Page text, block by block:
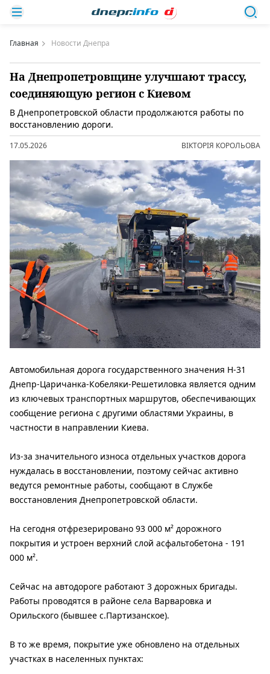
Главная Новости Днепра
На Днепропетровщине улучшают трассу,
соединяющую регион с Киевом
В Днепропетровской области продолжаются работы по
восстановлению дороги.
17.05.2026 ВІКТОРІЯ КОРОЛЬОВА
Автомобильная дорога государственного значения Н-31
Днепр-Царичанка-Кобеляки-Решетиловка является одним
из ключевых транспортных маршрутов, обеспечивающих
сообщение региона с другими областями Украины, в
частности в направлении Киева.
Из-за значительного износа отдельных участков дорога
нуждалась в восстановлении, поэтому сейчас активно
ведутся ремонтные работы, сообщают в Службе
восстановления Днепропетровской области.
На сегодня отфрезерировано 93 000 м² дорожного
покрытия и устроен верхний слой асфальтобетона - 191
000 м².
Сейчас на автодороге работают 3 дорожных бригады.
Работы проводятся в районе села Варваровка и
Орильского (бывшее с.Партизанское).
В то же время, покрытие уже обновлено на отдельных
участках в населенных пунктах: